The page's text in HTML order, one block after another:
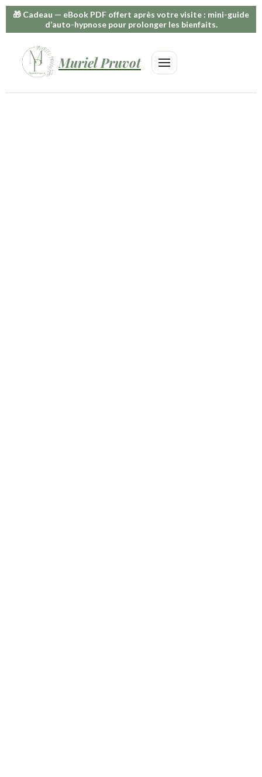
🎁 Cadeau — eBook PDF offert après votre visite : mini-guide
d’auto-hypnose pour prolonger les bienfaits.
Muriel Pruvot